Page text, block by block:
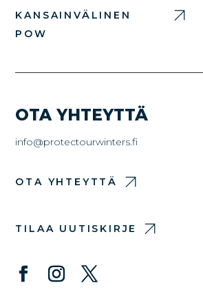
KANSAINVÄLINEN
POW
OTA YHTEYTTÄ
info@protectourwinters.fi
OTA YHTEYTTÄ
TILAA UUTISKIRJE